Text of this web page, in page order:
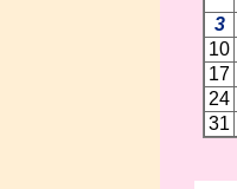
3
10
17
24
31